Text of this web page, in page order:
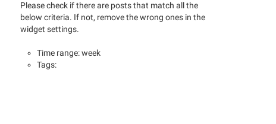
Please check if there are posts that match all the
below criteria. If not, remove the wrong ones in the
widget settings.
Time range: week
Tags: